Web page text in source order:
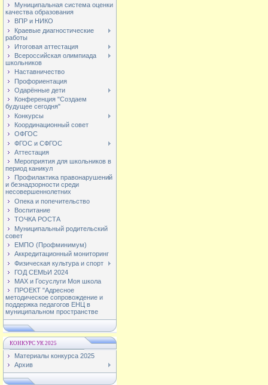
Муниципальная система оценки
качества образования
ВПР и НИКО
Краевые диагностические
работы
Итоговая аттестация
Всероссийская олимпиада
школьников
Наставничество
Профориентация
Одарённые дети
Конференция "Создаем
будущее сегодня"
Конкурсы
Координационный совет
ОФГОС
ФГОС и СФГОС
Аттестация
Мероприятия для школьников в
период каникул
Профилактика правонарушений
и безнадзорности среди
несовершеннолетних
Опека и попечительство
Воспитание
ТОЧКА РОСТА
Муниципальный родительский
совет
ЕМПО (Профминимум)
Аккредитационный мониторинг
Физическая культура и спорт
ГОД СЕМЬИ 2024
МАХ и Госуслуги Моя школа
ПРОЕКТ "Адресное
методическое сопровождение и
поддержка педагогов ЕНЦ в
муниципальном пространстве
КОНКУРС УК 2025
Материалы конкурса 2025
Архив